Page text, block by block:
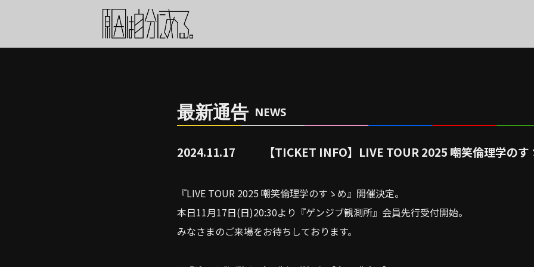
最新通告 NEWS
2024.11.17 【TICKET INFO】LIVE TOUR 2025 嘲笑倫理学のす
『LIVE TOUR 2025 嘲笑倫理学のすゝめ』開催決定。
本日11月17日(日)20:30より『ゲンジブ観測所』会員先行受付開始。
みなさまのご来場をお待ちしております。